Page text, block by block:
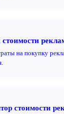
на покупку
стоимости